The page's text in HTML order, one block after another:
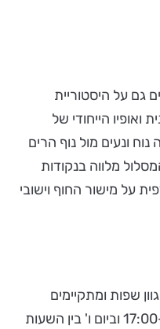
גם על היסטוריית
ואופיו הייחודי של
ונעים מול נוף הרים
מלווה בנקודות
על מישור החוף וישובי
שפות ומתקיימים
בימים א'- ה' בין השעות 17:00-08:00 וביום ו' בין השעות